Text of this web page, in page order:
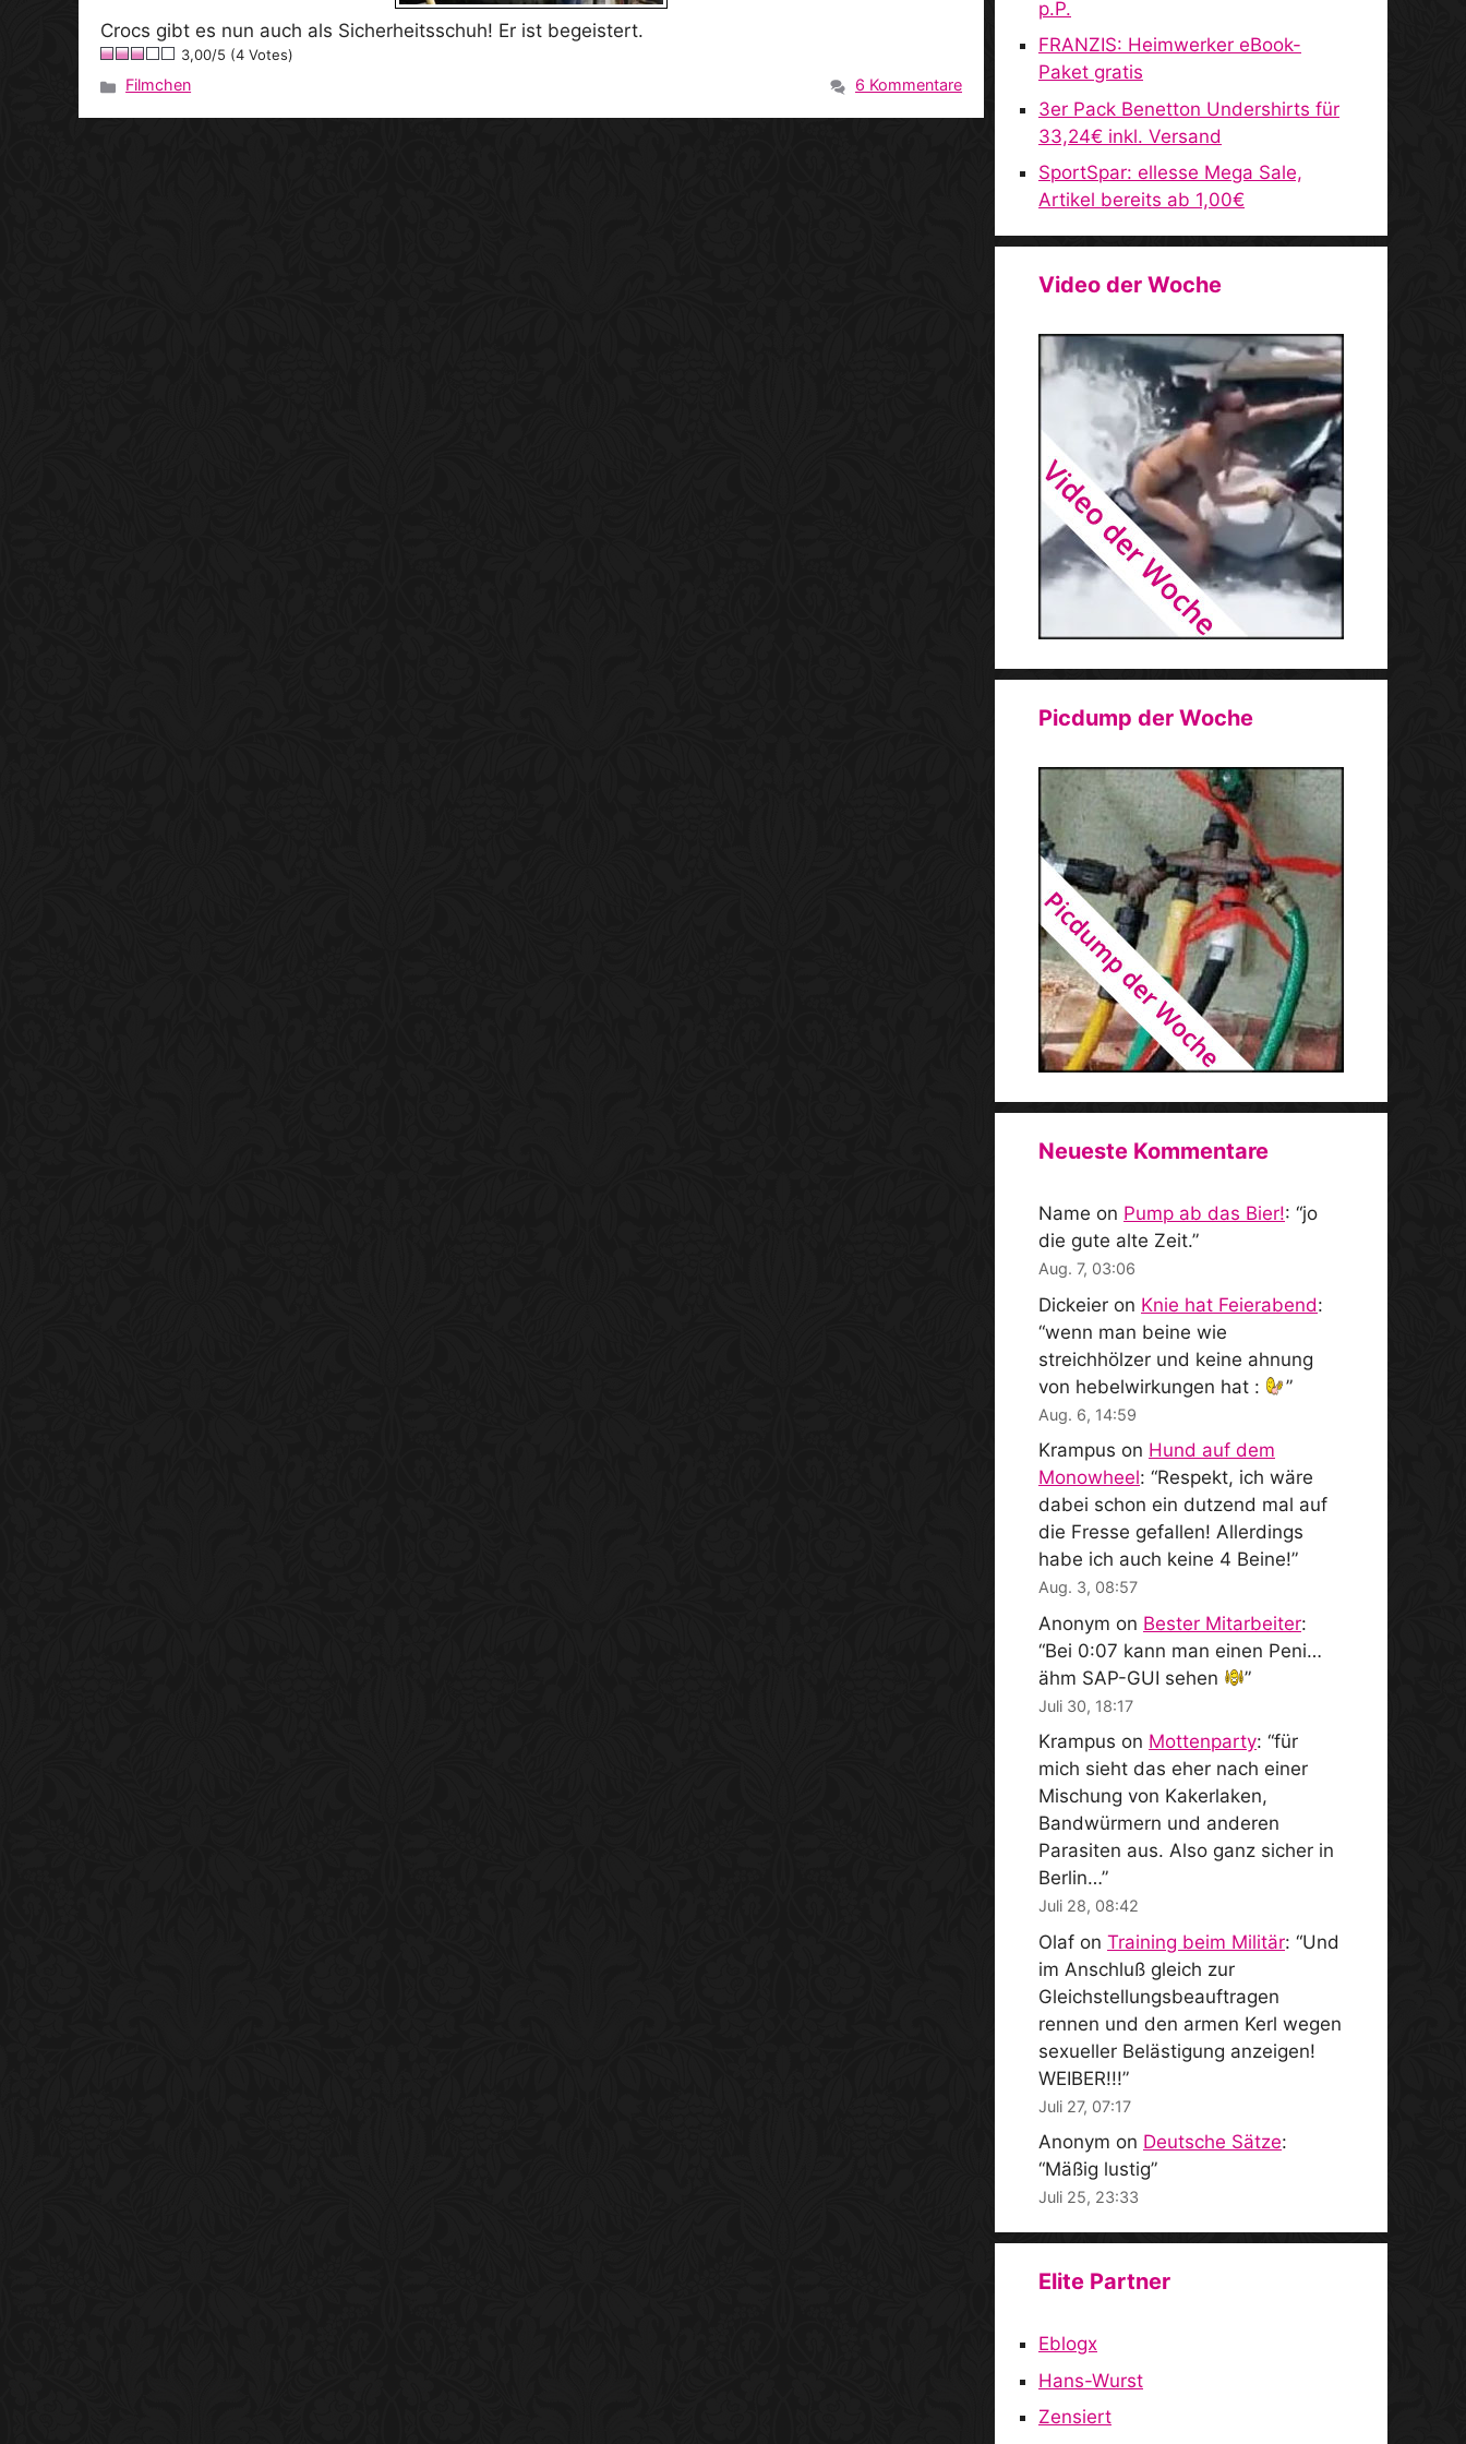
Crocs gibt es nun auch als Sicherheitsschuh! Er ist begeistert.
3,00/5 (4 Votes)
Kategorien
Filmchen 6 Kommentare
p.P.
FRANZIS: Heimwerker eBook-
Paket gratis
3er Pack Benetton Undershirts für
33,24€ inkl. Versand
SportSpar: ellesse Mega Sale,
Artikel bereits ab 1,00€
Video der Woche
Picdump der Woche
Neueste Kommentare
Name on Pump ab das Bier!: “jo
die gute alte Zeit.”
Aug. 7, 03:06
Dickeier on Knie hat Feierabend:
“wenn man beine wie
streichhölzer und keine ahnung
von hebelwirkungen hat :
”
Aug. 6, 14:59
Krampus on Hund auf dem
Monowheel: “Respekt, ich wäre
dabei schon ein dutzend mal auf
die Fresse gefallen! Allerdings
habe ich auch keine 4 Beine!”
Aug. 3, 08:57
Anonym on Bester Mitarbeiter:
“Bei 0:07 kann man einen Peni…
ähm SAP-GUI sehen
”
Juli 30, 18:17
Krampus on Mottenparty: “für
mich sieht das eher nach einer
Mischung von Kakerlaken,
Bandwürmern und anderen
Parasiten aus. Also ganz sicher in
Berlin…”
Juli 28, 08:42
Olaf on Training beim Militär: “Und
im Anschluß gleich zur
Gleichstellungsbeauftragen
rennen und den armen Kerl wegen
sexueller Belästigung anzeigen!
WEIBER!!!”
Juli 27, 07:17
Anonym on Deutsche Sätze:
“Mäßig lustig”
Juli 25, 23:33
Elite Partner
Eblogx
Hans-Wurst
Zensiert